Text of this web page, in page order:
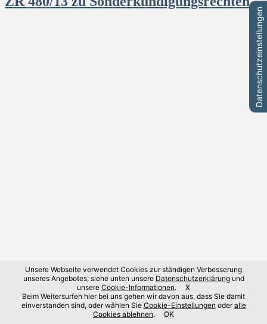
Datenschutzeinstellungen
Unsere Webseite verwendet Cookies zur ständigen Verbesserung
unseres Angebotes, siehe unten unsere Datenschutzerklärungund
unsere Cookie-Informationen.
X
Beim Weitersurfen hier bei uns gehen wir davon aus, dass Sie damit
einverstanden sind, oder wählen Sie Cookie-Einstellungen oderalle
Cookies ablehnen. OK